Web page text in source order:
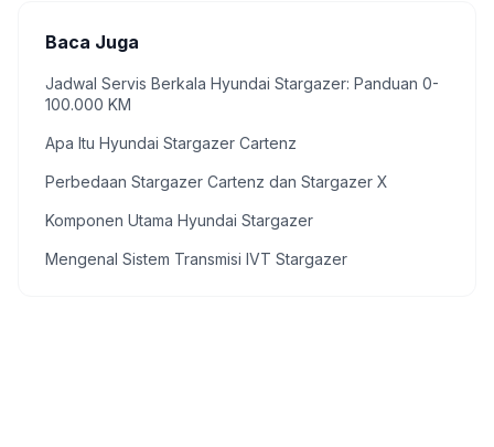
Baca Juga
Jadwal Servis Berkala Hyundai Stargazer: Panduan 0-
100.000 KM
Apa Itu Hyundai Stargazer Cartenz
Perbedaan Stargazer Cartenz dan Stargazer X
Komponen Utama Hyundai Stargazer
Mengenal Sistem Transmisi IVT Stargazer